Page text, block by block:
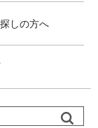
しの方へ